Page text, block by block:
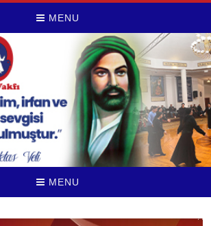
MENU
MENU